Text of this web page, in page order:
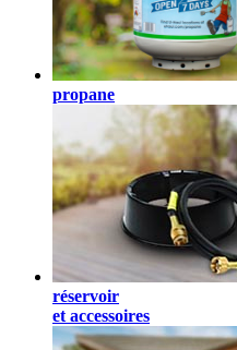
propane
réservoir
et accessoires